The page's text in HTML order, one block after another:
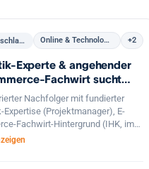
Deutschland Online & Technologie +2
Experte & angehender
Fachwirt sucht
Online Shop
Nachfolger mit fundierter
Expertise (Projektmanager), E-
Fachwirt-Hintergrund (IHK, im
und mit starkem Business-